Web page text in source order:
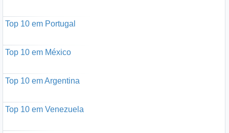
Top 10 em Portugal
Top 10 em México
Top 10 em Argentina
Top 10 em Venezuela